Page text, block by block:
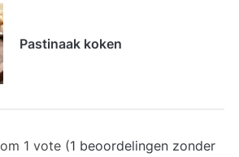
Pastinaak koken
1 vote (1 beoordelingen zonder